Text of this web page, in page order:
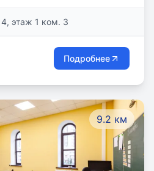
этаж 1 ком. 3
Подробнее
9.2 км